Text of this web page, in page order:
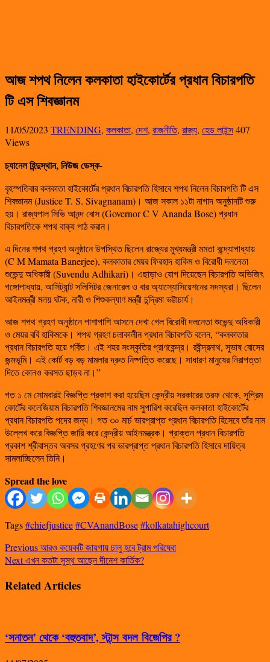
আজ শপথ নিলেন কলকাতা হাইকোর্টের প্রধান বিচারপতি
টি এস শিবজ্ঞানম
11/05/2023 TRENDING, কলকাতা, দেশ, রাজনীতি, রাজ্য, হেড লাইন্স407
Views
চ্যানেল হিন্দুস্থান, নিউজ ডেস্ক-
বৃহস্পতিবার কলকাতা হাইকোর্টের প্রধান বিচারপতি হিসাবে শপথ নিলেন বিচারপতি টি এস
শিবজ্ঞানম (Justice T. S. Sivagnanam)। আজ সকাল ১১টা নাগাদ অনুষ্ঠানটি শুরু
হয়। রাজ্যপাল সিভি আনন্দ বোস (Governor C V Ananda Bose) প্রধান
বিচারপতিকে শপথ বাক্য পাঠ করান।
এ দিনের শপথ গ্রহণ অনুষ্ঠানে উপস্থিত ছিলেন রাজ্যের মুখ্যমন্ত্রী মমতা বন্দ্যোপাধ্যায়
(C M Mamata Banerjee), কলকাতার মেয়র ফিরহাদ হাকিম ও বিরোধী দলনেতা
শুভেন্দু অধিকারী (Suvendu Adhikari)। এছাড়াও যোগ দিয়েছেন বিচারপতি অভিজিৎ
গঙ্গোপাধ্যায়, আসিট্যান্ট সলিসিটর জেনারেল ও বার অ্যাস্যোসিয়েশনের সদস্যরা। ছিলেন
আইনমন্ত্রী মলয় ঘটক, নারী ও শিশুকল্যাণ মন্ত্রী চন্দ্রিমা ভট্টাচার্য।
আজ শপথ গ্রহণ অনুষ্ঠানে পাশাপাশি আসনে দেখা গেল বিরোধী দলনেতা শুভেন্দু অধিকারী
ও মেয়র ববি হাকিমকে। শপথ গ্রহণ চলাকালীন প্রধান বিচারপতি বলেন, “কলকাতার
প্রধান বিচারপতি হয়ে গর্বিত। এই শহর সংস্কৃতির প্রাণকেন্দ্র। রবীন্দ্রনাথ, সুভাষ বোসের
জন্মভূমি। এই কোর্ট বড় বড় মামলার দ্রুত নিষ্পত্তি করেছে। সাধারণ মানুষের নিরাপত্তা
দিতে কোনও করসত ছাড়ব না।”
গত ১ মে সোমবারই বিজ্ঞপ্তি প্রকাশ করা হয়েছিস কেন্দ্রীয় সরকারের তরফ থেকে, সুপ্রিম
কোর্টের কলেজিয়াম বিচারপতি শিবজ্ঞানমের নাম সুপারিশ করেছিল কলকাতা হাইকোর্টের
প্রধান বিচারপতি পদের জন্য। গত ৩০ মার্চ ভারপ্রাপ্ত প্রধান বিচারপতি হিসেবে তাঁর নাম
উল্লেখ করে বিজ্ঞপ্তি জারি করে কেন্দ্রীয় আইনমন্ত্রক। প্রাক্তন প্রধান বিচারপতি
প্রকাশ শ্রীবাস্তব অবসর গ্রহণের পর ভারপ্রাপ্ত প্রধান বিচারপতি হিসাবে দায়িত্ব
সামলাচ্ছিলেন তিনি।
Spread the love
Tags#chiefjustice#CVAnandBose#kolkatahighcourt
Previousআরও কয়েকটি জায়গায় চালু হবে ট্রাম পরিষেবা
Nextএখন কতটা সুস্থ আছেন দীনেশ কার্তিক?
Related Articles
‘সনাতন’ থেকে ‘বহুতবাদ’, স্টান্স বদল বিজেপির ?